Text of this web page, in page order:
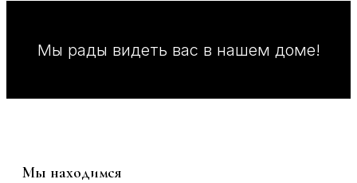
Мы рады видеть вас в нашем доме!
Мы находимся